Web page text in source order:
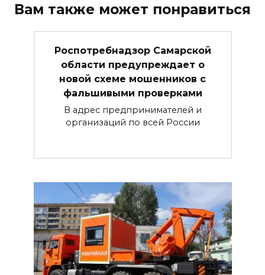
Вам также может понравиться
Роспотребнадзор Самарской
области предупреждает о
новой схеме мошенников с
фальшивыми проверками
В адрес предпринимателей и
организаций по всей России